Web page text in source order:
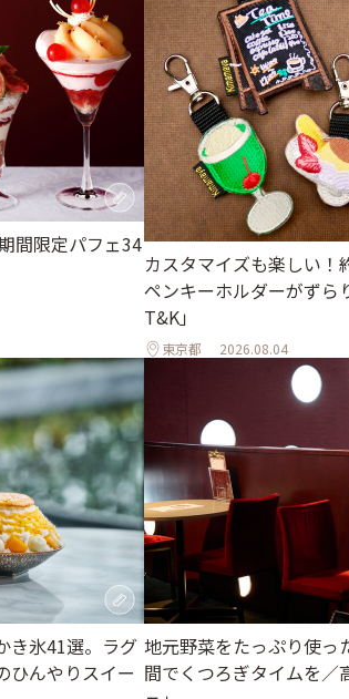
間限定パフェ34
カスタマイズも楽しい！
ペンキーホルダーがずら
T&K」
東京都 2026.08.04
き氷41選。ラグ
ひんやりスイー
地元野菜をたっぷり使
間でくつろぎタイムを／